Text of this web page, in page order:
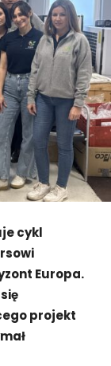
cykl
Europa.
projekt